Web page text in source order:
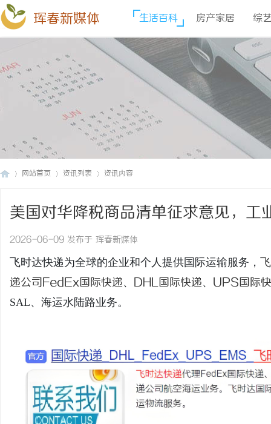
珲春新媒体 生活百科 房产家居 综
网站首页 资讯列表 资讯内容
美国对华降税商品清单征求意见，
递_上飞时达快递官网
2026-06-09 发布于 珲春新媒体
飞时达快递为全球的企业和个人提供国际运输服务，
递公司FedEx国际快递、 DHL国际快递、 UPS国际
SAL、海运水陆路业务。